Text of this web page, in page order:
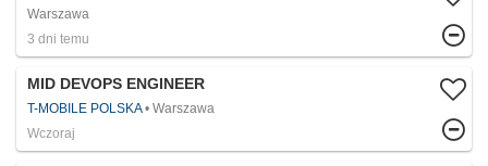
Warszawa
3 dni temu
MID DEVOPS ENGINEER
T-MOBILE POLSKA
Warszawa
Wczoraj